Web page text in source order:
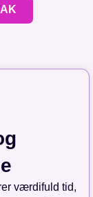
værdifuld tid,